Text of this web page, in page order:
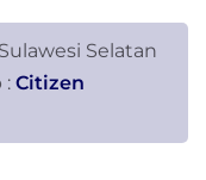
Selatan
: Citizen